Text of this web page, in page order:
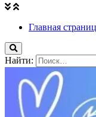
Главная
Найти: